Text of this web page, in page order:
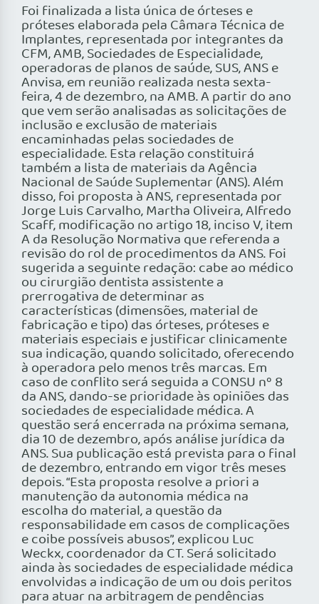
Foi finalizada a lista única de órteses e
próteses elaborada pela Câmara Técnica de
Implantes, representada por integrantes da
CFM, AMB, Sociedades de Especialidade,
operadoras de planos de saúde, SUS, ANS e
Anvisa, em reunião realizada nesta sexta-
feira, 4 de dezembro, na AMB. A partir do ano
que vem serão analisadas as solicitações de
inclusão e exclusão de materiais
encaminhadas pelas sociedades de
especialidade. Esta relação constituirá
também a lista de materiais da Agência
Nacional de Saúde Suplementar (ANS). Além
disso, foi proposta à ANS, representada por
Jorge Luis Carvalho, Martha Oliveira, Alfredo
Scaff, modificação no artigo 18, inciso V, item
A da Resolução Normativa que referenda a
revisão do rol de procedimentos da ANS. Foi
sugerida a seguinte redação: cabe ao médico
ou cirurgião dentista assistente a
prerrogativa de determinar as
características (dimensões, material de
fabricação e tipo) das órteses, próteses e
materiais especiais e justificar clinicamente
sua indicação, quando solicitado, oferecendo
à operadora pelo menos três marcas. Em
caso de conflito será seguida a CONSU nº 8
da ANS, dando-se prioridade às opiniões das
sociedades de especialidade médica. A
questão será encerrada na próxima semana,
dia 10 de dezembro, após análise jurídica da
ANS. Sua publicação está prevista para o final
de dezembro, entrando em vigor três meses
depois. “Esta proposta resolve a priori a
manutenção da autonomia médica na
escolha do material, a questão da
responsabilidade em casos de complicações
e coibe possíveis abusos”, explicou Luc
Weckx, coordenador da CT. Será solicitado
ainda às sociedades de especialidade médica
envolvidas a indicação de um ou dois peritos
para atuar na arbitragem de pendências